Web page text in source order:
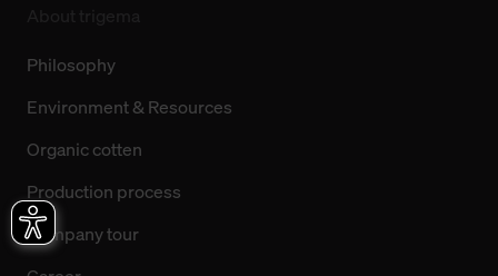
Philosophy
Environment & Resources
Organic cotten
Production process
Company tour